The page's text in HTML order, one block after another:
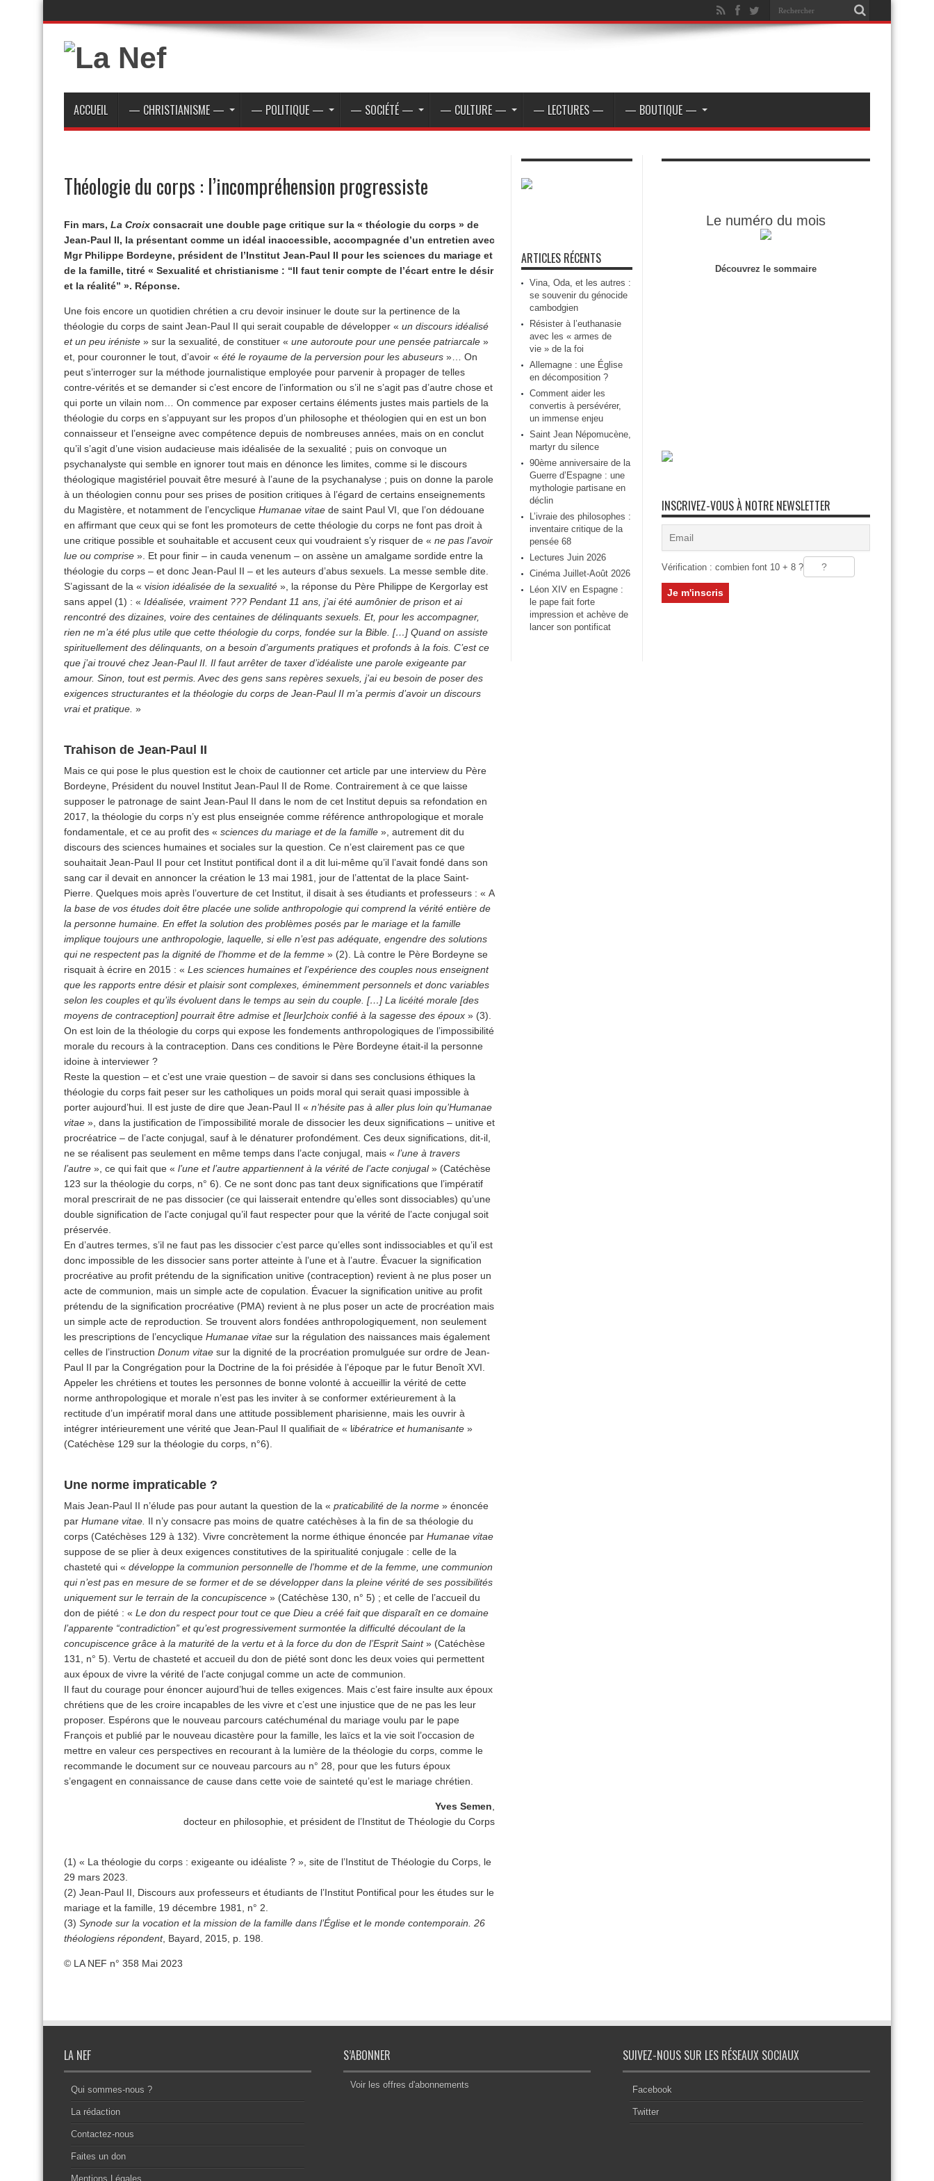
ACCUEIL — CHRISTIANISME — — POLITIQUE — — SOCIÉTÉ — — CULTURE — — LECTURES — — BOUTIQUE —
Théologie du corps : l’incompréhension progressiste
Fin mars, La Croix consacrait une double page critique sur la « théologie du corps » de
Jean-Paul II, la présentant comme un idéal inaccessible, accompagnée d’un entretien avec
Mgr Philippe Bordeyne, président de l’Institut Jean-Paul II pour les sciences du mariage et
de la famille, titré « Sexualité et christianisme : “Il faut tenir compte de l’écart entre le désir
et la réalité” ». Réponse.
Une fois encore un quotidien chrétien a cru devoir insinuer le doute sur la pertinence de la
théologie du corps de saint Jean-Paul II qui serait coupable de développer « un discours idéalisé
et un peu iréniste » sur la sexualité, de constituer « une autoroute pour une pensée patriarcale »
et, pour couronner le tout, d’avoir « été le royaume de la perversion pour les abuseurs »… On
peut s’interroger sur la méthode journalistique employée pour parvenir à propager de telles
contre-vérités et se demander si c’est encore de l’information ou s’il ne s’agit pas d’autre chose et
qui porte un vilain nom… On commence par exposer certains éléments justes mais partiels de la
théologie du corps en s’appuyant sur les propos d’un philosophe et théologien qui en est un bon
connaisseur et l’enseigne avec compétence depuis de nombreuses années, mais on en conclut
qu’il s’agit d’une vision audacieuse mais idéalisée de la sexualité ; puis on convoque un
psychanalyste qui semble en ignorer tout mais en dénonce les limites, comme si le discours
théologique magistériel pouvait être mesuré à l’aune de la psychanalyse ; puis on donne la parole
à un théologien connu pour ses prises de position critiques à l’égard de certains enseignements
du Magistère, et notamment de l’encyclique Humanae vitae de saint Paul VI, que l’on dédouane
en affirmant que ceux qui se font les promoteurs de cette théologie du corps ne font pas droit à
une critique possible et souhaitable et accusent ceux qui voudraient s’y risquer de « ne pas l’avoir
lue ou comprise ». Et pour finir – in cauda venenum – on assène un amalgame sordide entre la
théologie du corps – et donc Jean-Paul II – et les auteurs d’abus sexuels. La messe semble dite.
S’agissant de la « vision idéalisée de la sexualité », la réponse du Père Philippe de Kergorlay est
sans appel (1) : « Idéalisée, vraiment ??? Pendant 11 ans, j’ai été aumônier de prison et ai
rencontré des dizaines, voire des centaines de délinquants sexuels. Et, pour les accompagner,
rien ne m’a été plus utile que cette théologie du corps, fondée sur la Bible. […] Quand on assiste
spirituellement des délinquants, on a besoin d’arguments pratiques et profonds à la fois. C’est ce
que j’ai trouvé chez Jean-Paul II. Il faut arrêter de taxer d’idéaliste une parole exigeante par
amour. Sinon, tout est permis. Avec des gens sans repères sexuels, j’ai eu besoin de poser des
exigences structurantes et la théologie du corps de Jean-Paul II m’a permis d’avoir un discours
vrai et pratique. »
Trahison de Jean-Paul II
Mais ce qui pose le plus question est le choix de cautionner cet article par une interview du Père
Bordeyne, Président du nouvel Institut Jean-Paul II de Rome. Contrairement à ce que laisse
supposer le patronage de saint Jean-Paul II dans le nom de cet Institut depuis sa refondation en
2017, la théologie du corps n’y est plus enseignée comme référence anthropologique et morale
fondamentale, et ce au profit des « sciences du mariage et de la famille », autrement dit du
discours des sciences humaines et sociales sur la question. Ce n’est clairement pas ce que
souhaitait Jean-Paul II pour cet Institut pontifical dont il a dit lui-même qu’il l’avait fondé dans son
sang car il devait en annoncer la création le 13 mai 1981, jour de l’attentat de la place Saint-
Pierre. Quelques mois après l’ouverture de cet Institut, il disait à ses étudiants et professeurs : « A
la base de vos études doit être placée une solide anthropologie qui comprend la vérité entière de
la personne humaine. En effet la solution des problèmes posés par le mariage et la famille
implique toujours une anthropologie, laquelle, si elle n’est pas adéquate, engendre des solutions
qui ne respectent pas la dignité de l’homme et de la femme » (2). Là contre le Père Bordeyne se
risquait à écrire en 2015 : « Les sciences humaines et l’expérience des couples nous enseignent
que les rapports entre désir et plaisir sont complexes, éminemment personnels et donc variables
selon les couples et qu’ils évoluent dans le temps au sein du couple. […] La licéité morale [des
moyens de contraception] pourrait être admise et [leur]choix confié à la sagesse des époux » (3).
On est loin de la théologie du corps qui expose les fondements anthropologiques de l’impossibilité
morale du recours à la contraception. Dans ces conditions le Père Bordeyne était-il la personne
idoine à interviewer ?
Reste la question – et c’est une vraie question – de savoir si dans ses conclusions éthiques la
théologie du corps fait peser sur les catholiques un poids moral qui serait quasi impossible à
porter aujourd’hui. Il est juste de dire que Jean-Paul II « n’hésite pas à aller plus loin qu’Humanae
vitae », dans la justification de l’impossibilité morale de dissocier les deux significations – unitive et
procréatrice – de l’acte conjugal, sauf à le dénaturer profondément. Ces deux significations, dit-il,
ne se réalisent pas seulement en même temps dans l’acte conjugal, mais « l’une à travers
l’autre », ce qui fait que « l’une et l’autre appartiennent à la vérité de l’acte conjugal» (Catéchèse
123 sur la théologie du corps, n° 6). Ce ne sont donc pas tant deux significations que l’impératif
moral prescrirait de ne pas dissocier (ce qui laisserait entendre qu’elles sont dissociables) qu’une
double signification de l’acte conjugal qu’il faut respecter pour que la vérité de l’acte conjugal soit
préservée.
En d’autres termes, s’il ne faut pas les dissocier c’est parce qu’elles sont indissociables et qu’il est
donc impossible de les dissocier sans porter atteinte à l’une et à l’autre. Évacuer la signification
procréative au profit prétendu de la signification unitive (contraception) revient à ne plus poser un
acte de communion, mais un simple acte de copulation. Évacuer la signification unitive au profit
prétendu de la signification procréative (PMA) revient à ne plus poser un acte de procréation mais
un simple acte de reproduction. Se trouvent alors fondées anthropologiquement, non seulement
les prescriptions de l’encyclique Humanae vitae sur la régulation des naissances mais également
celles de l’instruction Donum vitae sur la dignité de la procréation promulguée sur ordre de Jean-
Paul II par la Con­grégation pour la Doctrine de la foi présidée à l’époque par le futur Benoît XVI.
Appeler les chrétiens et toutes les personnes de bonne volonté à accueillir la vérité de cette
norme anthropologique et morale n’est pas les inviter à se conformer extérieurement à la
rectitude d’un impératif moral dans une attitude possiblement pharisienne, mais les ouvrir à
intégrer intérieurement une vérité que Jean-Paul II qualifiait de « libératrice et humanisante »
(Catéchèse 129 sur la théologie du corps, n°6).
Une norme impraticable ?
Mais Jean-Paul II n’élude pas pour autant la question de la « praticabilité de la norme » énoncée
par Humane vitae. Il n’y consacre pas moins de quatre catéchèses à la fin de sa théologie du
corps (Catéchèses 129 à 132). Vivre concrètement la norme éthique énoncée par Humanae vitae
suppose de se plier à deux exigences constitutives de la spiritualité conjugale : celle de la
chasteté qui « développe la communion personnelle de l’homme et de la femme, une communion
qui n’est pas en mesure de se former et de se développer dans la pleine vérité de ses possibilités
uniquement sur le terrain de la concupiscence » (Catéchèse 130, n° 5) ; et celle de l’accueil du
don de piété : « Le don du respect pour tout ce que Dieu a créé fait que disparaît en ce domaine
l’apparente “contradiction” et qu’est progressivement surmontée la difficulté découlant de la
concupiscence grâce à la maturité de la vertu et à la force du don de l’Esprit Saint» (Catéchèse
131, n° 5). Vertu de chasteté et accueil du don de piété sont donc les deux voies qui permettent
aux époux de vivre la vérité de l’acte conjugal comme un acte de communion.
Il faut du courage pour énoncer aujourd’hui de telles exigences. Mais c’est faire insulte aux époux
chrétiens que de les croire incapables de les vivre et c’est une injustice que de ne pas les leur
proposer. Espérons que le nouveau parcours catéchuménal du mariage voulu par le pape
François et publié par le nouveau dicastère pour la famille, les laïcs et la vie soit l’occasion de
mettre en valeur ces perspectives en recourant à la lumière de la théologie du corps, comme le
recommande le document sur ce nouveau parcours au n° 28, pour que les futurs époux
s’engagent en connaissance de cause dans cette voie de sainteté qu’est le mariage chrétien.
Yves Semen
docteur en philosophie, et président de l’Institut de Théologie du Corps
(1) « La théologie du corps : exigeante ou idéaliste ? », site de l’Institut de Théologie du Corps, le
29 mars 2023.
(2) Jean-Paul II, Discours aux professeurs et étudiants de l’Institut Pontifical pour les études sur le
mariage et la famille, 19 décembre 1981, n° 2.
(3) Synode sur la vocation et la mission de la famille dans l’Église et le monde contemporain. 26
théologiens répondent, Bayard, 2015, p. 198.
© LA NEF n° 358 Mai 2023
ARTICLES RÉCENTS
Vina, Oda, et les autres :
se souvenir du génocide
cambodgien
Résister à l’euthanasie
avec les « armes de
vie » de la foi
Allemagne : une Église
en décomposition ?
Comment aider les
convertis à persévérer,
un immense enjeu
Saint Jean Népomucène,
martyr du silence
90ème anniversaire de la
Guerre d’Espagne : une
mythologie partisane en
déclin
L’ivraie des philosophes :
inventaire critique de la
pensée 68
Lectures Juin 2026
Cinéma Juillet-Août 2026
Léon XIV en Espagne :
le pape fait forte
impression et achève de
lancer son pontificat
Le numéro du mois
Découvrez le sommaire
INSCRIVEZ-VOUS À NOTRE NEWSLETTER
Vérification : combien font 10 + 8 ?
LA NEF
Qui sommes-nous ?
La rédaction
Contactez-nous
Faites un don
Mentions Légales
S’ABONNER
Voir les offres d'abonnements
SUIVEZ-NOUS SUR LES RÉSEAUX SOCIAUX
Facebook
Twitter